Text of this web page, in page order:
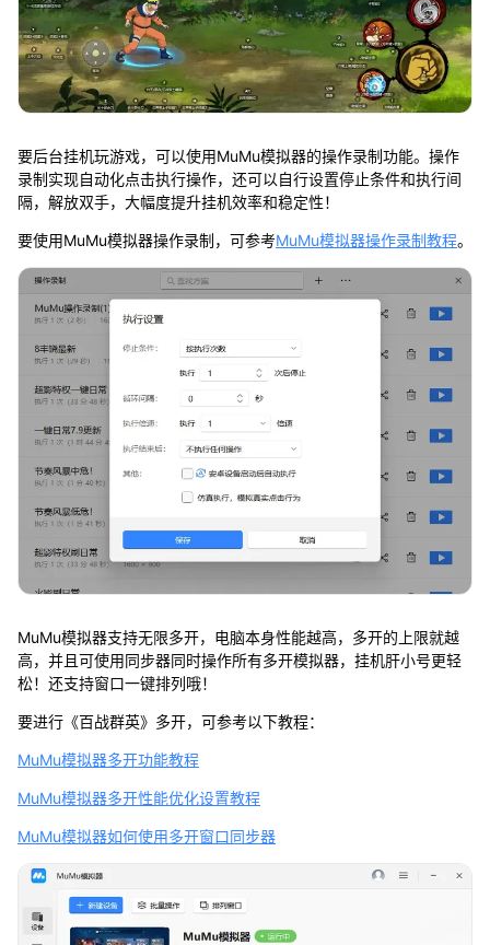
要后台挂机玩游戏，可以使用MuMu模拟器的操作录制功能。操作
录制实现自动化点击执行操作，还可以自行设置停止条件和执行间
隔，解放双手，大幅度提升挂机效率和稳定性！
要使用MuMu模拟器操作录制，可参考MuMu模拟器操作录制教程。
MuMu模拟器支持无限多开，电脑本身性能越高，多开的上限就越
高，并且可使用同步器同时操作所有多开模拟器，挂机肝小号更轻
松！还支持窗口一键排列哦！
要进行《百战群英》多开，可参考以下教程：
MuMu模拟器多开功能教程
MuMu模拟器多开性能优化设置教程
MuMu模拟器如何使用多开窗口同步器